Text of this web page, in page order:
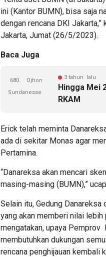
ini (Kantor BUMN), bisa saja
dengan rencana DKI
Jakarta, Jumat (26/5/2023).
Baca Juga
3 tahun lalu
Hingga Mei
RKAM
680
Ojhon
Sundanesse
Erick telah meminta
ada di sekitar Monas agar
Pertamina.
“Danareksa akan mencari
masing-masing (BUMN),”
Selain itu, Gedung
yang akan memberi nilai
mengatakan, upaya Pemprov
membutuhkan dukungan
rencana penghijauan kembali